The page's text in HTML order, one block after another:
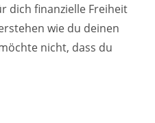
dich finanzielle Freiheit
wie du deinen
nicht, dass du